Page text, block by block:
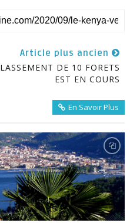
Article plus ancien
DE 10 FORETS
EST EN COURS
En Savoir Plus